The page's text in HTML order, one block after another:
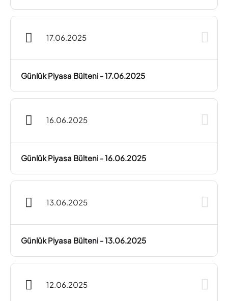
17.06.2025
Günlük Piyasa Bülteni - 17.06.2025
16.06.2025
Günlük Piyasa Bülteni - 16.06.2025
13.06.2025
Günlük Piyasa Bülteni - 13.06.2025
12.06.2025